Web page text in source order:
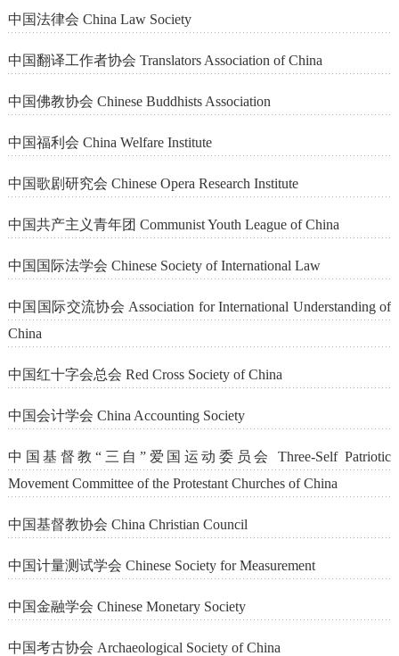
中国法律会 China Law Society
中国翻译工作者协会 Translators Association of China
中国佛教协会 Chinese Buddhists Association
中国福利会 China Welfare Institute
中国歌剧研究会 Chinese Opera Research Institute
中国共产主义青年团 Communist Youth League of China
中国国际法学会 Chinese Society of International Law
中国国际交流协会 Association for International Understanding of
China
中国红十字会总会 Red Cross Society of China
中国会计学会 China Accounting Society
中国基督教“三自”爱国运动委员会 Three-Self Patriotic
Movement Committee of the Protestant Churches of China
中国基督教协会 China Christian Council
中国计量测试学会 Chinese Society for Measurement
中国金融学会 Chinese Monetary Society
中国考古协会 Archaeological Society of China